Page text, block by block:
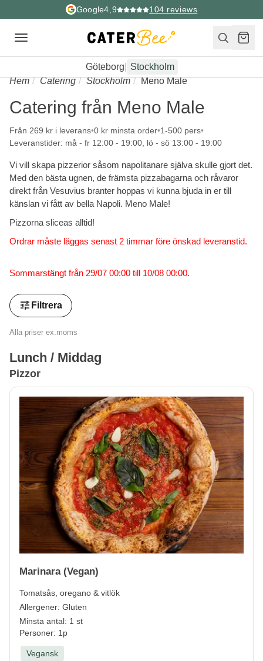
Google4,9 104 reviews
Toggle
Göteborg
Stockholm
Hem
Catering Stockholm Meno Male
Catering från Meno Male
Från 269 kr i leverans 0 kr minsta order 1-500 pers
Leveranstider: må - fr 12:00 - 19:00, lö - sö 13:00 - 19:00
Vi vill skapa pizzerior såsom napolitanare själva skulle gjort det.
Med den bästa ugnen, de främsta pizzabagarna och råvaror
direkt från Vesuvius branter hoppas vi kunna bjuda in er till
känslan vi fått av bella Napoli. Meno Male!
Pizzorna sliceas alltid!
Ordrar måste läggas senast 2 timmar före önskad leveranstid.
Sommarstängt från 29/07 00:00 till 10/08 00:00.
tune Filtrera
Alla priser ex.moms
Lunch / Middag
Pizzor
Marinara (Vegan)
Tomatsås, oregano & vitlök
Allergener: Gluten
Minsta antal: 1 st
Personer: 1p
Vegansk